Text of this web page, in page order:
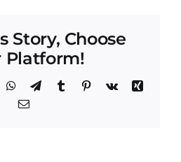
Story, Choose
Platform!
WhatsApp
TelegramTumblrPinterest
Vk
Xing
Correo